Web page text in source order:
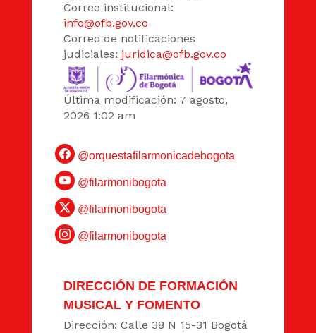
Correo institucional:
info@ofb.gov.co
Correo de notificaciones
judiciales: juridica@ofb.gov.co
Última modificación: 7 agosto,
2026 1:02 am
@orquestafilarmonicadebogota
@filarmonibogota
@filarmonibogota
@filarmonibogota
DIRECCIÓN DE FORMACIÓN
MUSICAL Y FOMENTO
Dirección: Calle 38 N 15-31 Bogotá